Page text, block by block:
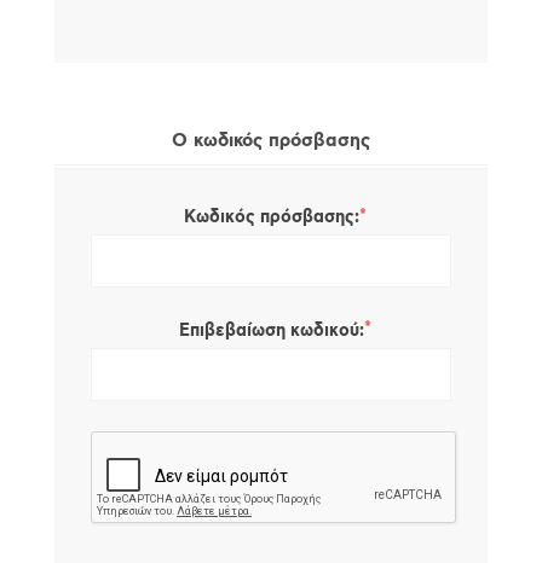
Ο κωδικός πρόσβασης
Κωδικός πρόσβασης:*
Επιβεβαίωση κωδικού:*